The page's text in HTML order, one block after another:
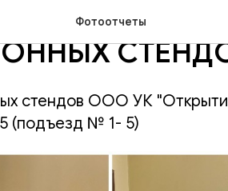
Фотоотчеты
45:
стендов ООО УК
(подъезд № 1- 5)